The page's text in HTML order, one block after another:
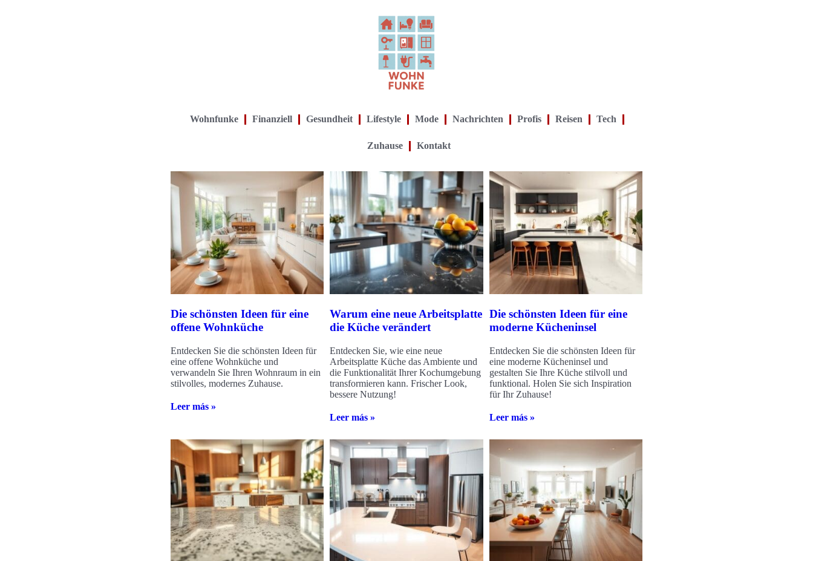
Wohnfunke Finanziell Gesundheit Lifestyle Mode Nachrichten Profis Reisen Tech
Zuhause Kontakt
Die schönsten Ideen für eine
offene Wohnküche
Entdecken Sie die schönsten Ideen für
eine offene Wohnküche und
verwandeln Sie Ihren Wohnraum in ein
stilvolles, modernes Zuhause.
Leer más »
Warum eine neue Arbeitsplatte
die Küche verändert
Entdecken Sie, wie eine neue
Arbeitsplatte Küche das Ambiente und
die Funktionalität Ihrer Kochumgebung
transformieren kann. Frischer Look,
bessere Nutzung!
Leer más »
Die schönsten Ideen für eine
moderne Kücheninsel
Entdecken Sie die schönsten Ideen für
eine moderne Kücheninsel und
gestalten Sie Ihre Küche stilvoll und
funktional. Holen Sie sich Inspiration
für Ihr Zuhause!
Leer más »